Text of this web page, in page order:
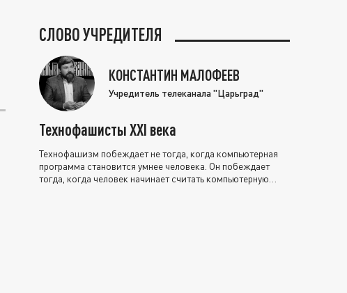
СЛОВО УЧРЕДИТЕЛЯ
КОНСТАНТИН МАЛОФЕЕВ
Учредитель телеканала "Царьград"
Технофашисты XXI века
Технофашизм побеждает не тогда, когда компьютерная
программа становится умнее человека. Он побеждает
тогда, когда человек начинает считать компьютерную